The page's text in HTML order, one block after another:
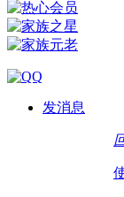
发消息